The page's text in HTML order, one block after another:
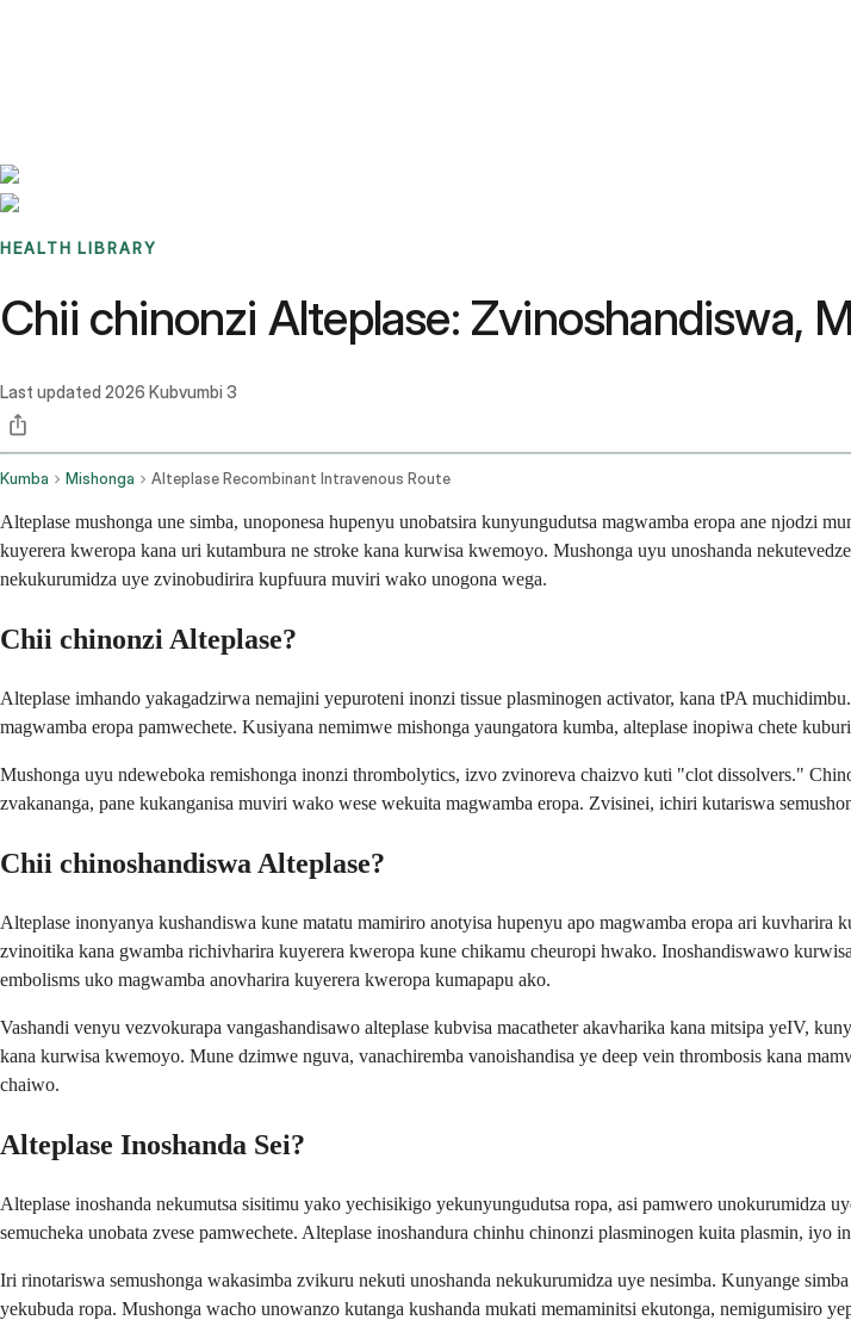
HEALTH LIBRARY
Chii chinonzi Alteplase: Zvinoshandiswa,
Last updated 2026 Kubvumbi 3
Kumba Mishonga Alteplase Recombinant Intravenous Route
Alteplase mushonga une simba, unoponesa hupenyu unobatsira kunyungudutsa magwamba eropa ane
kuyerera kweropa kana uri kutambura ne stroke kana kurwisa kwemoyo. Mushonga uyu unoshanda
nekukurumidza uye zvinobudirira kupfuura muviri wako unogona wega.
Chii chinonzi Alteplase?
Alteplase imhando yakagadzirwa nemajini yepuroteni inonzi tissue plasminogen activator, kana tPA
magwamba eropa pamwechete. Kusiyana nemimwe mishonga yaungatora kumba, alteplase inopiwa chete
Mushonga uyu ndeweboka remishonga inonzi thrombolytics, izvo zvinoreva chaizvo kuti "clot dissolvers."
zvakananga, pane kukanganisa muviri wako wese wekuita magwamba eropa. Zvisinei, ichiri kutariswa
Chii chinoshandiswa Alteplase?
Alteplase inonyanya kushandiswa kune matatu mamiriro anotyisa hupenyu apo magwamba eropa ari
zvinoitika kana gwamba richivharira kuyerera kweropa kune chikamu cheuropi hwako. Inoshandiswawo
embolisms uko magwamba anovharira kuyerera kweropa kumapapu ako.
Vashandi venyu vezvokurapa vangashandisawo alteplase kubvisa macatheter akavharika kana mitsipa yeIV,
kana kurwisa kwemoyo. Mune dzimwe nguva, vanachiremba vanoishandisa ye deep vein thrombosis kana
chaiwo.
Alteplase Inoshanda Sei?
Alteplase inoshanda nekumutsa sisitimu yako yechisikigo yekunyungudutsa ropa, asi pamwero unokurumidza
semucheka unobata zvese pamwechete. Alteplase inoshandura chinhu chinonzi plasminogen kuita plasmin, iyo
Iri rinotariswa semushonga wakasimba zvikuru nekuti unoshanda nekukurumidza uye nesimba. Kunyange
yekubuda ropa. Mushonga wacho unowanzo kutanga kushanda mukati memaminitsi ekutonga, nemigumisiro